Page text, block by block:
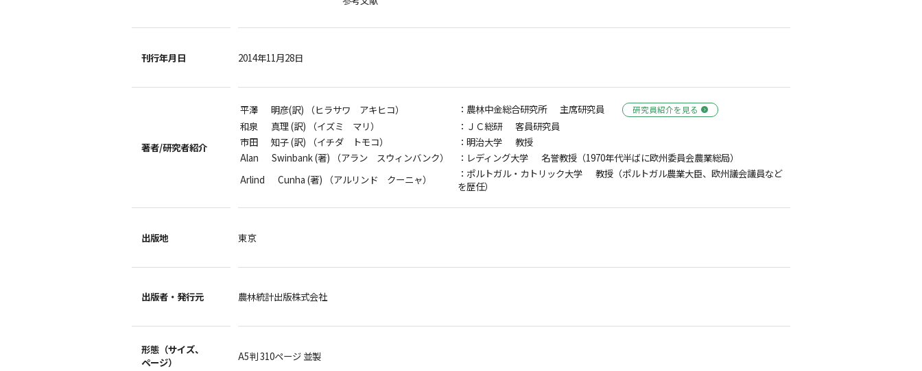
刊行年月日 2014年11月28日
著者/研究者紹介
平澤 明彦(訳) （ヒラサワ アキヒコ） ：農林中金総合研究所 主席研究員 研究員紹介を見る
和泉 真理 (訳) （イズミ マリ）
：ＪＣ総研 客員研究員
市田 知子 (訳) （イチダ トモコ）
：明治大学 教授
Alan Swinbank (著) （アラン スウィンバンク）
：レディング大学 名誉教授（1970年代半ばに欧州委員会農業総局）
Arlind Cunha (著) （アルリンド クーニャ）
：ポルトガル・カトリック大学 教授（ポルトガル農業大臣、欧州議会議員など
を歴任）
出版地 東京
出版者・ 発行元 農林統計出版株式会社
形態（サイズ、
ページ）
A5判 310ページ 並製